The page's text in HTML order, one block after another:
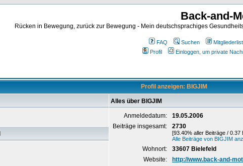
Back-and-
Rücken in Bewegung, zurück zur Bewegung - Mein deutschsprachiges
FAQ Suchen
Profil
Einloggen, um private
Profil anzeigen: BIGJIM
Alles über BIGJIM
Anmeldedatum:
19.05.2006
Beiträge insgesamt:
2730
[93.40% aller Beiträge / 0.37
Alle Beiträge von BIGJIM
Wohnort:
33607 Bielefeld
Website:
http://www.back-and-